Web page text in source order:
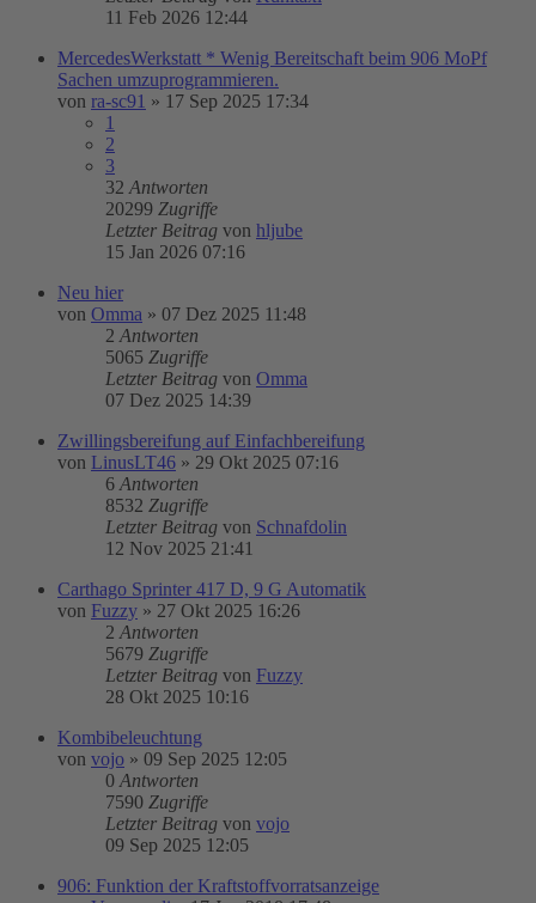
11 Feb 2026 12:44
MercedesWerkstatt * Wenig Bereitschaft beim 906 MoPf
Sachen umzuprogrammieren.
von ra-sc91 » 17 Sep 2025 17:34
1
2
3
32 Antworten
20299 Zugriffe
Letzter Beitrag von hljube
15 Jan 2026 07:16
Neu hier
von Omma » 07 Dez 2025 11:48
2 Antworten
5065 Zugriffe
Letzter Beitrag von Omma
07 Dez 2025 14:39
Zwillingsbereifung auf Einfachbereifung
von LinusLT46 » 29 Okt 2025 07:16
6 Antworten
8532 Zugriffe
Letzter Beitrag von Schnafdolin
12 Nov 2025 21:41
Carthago Sprinter 417 D, 9 G Automatik
von Fuzzy » 27 Okt 2025 16:26
2 Antworten
5679 Zugriffe
Letzter Beitrag von Fuzzy
28 Okt 2025 10:16
Kombibeleuchtung
von vojo » 09 Sep 2025 12:05
0 Antworten
7590 Zugriffe
Letzter Beitrag von vojo
09 Sep 2025 12:05
906: Funktion der Kraftstoffvorratsanzeige